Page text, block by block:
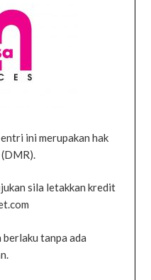
ini merupakan hak
sila letakkan kredit
berlaku tanpa ada